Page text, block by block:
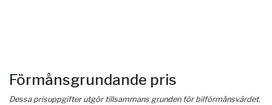
Förmånsgrundande pris
Dessa prisuppgifter utgör tillsammans grunden för bilförmånsvärdet.